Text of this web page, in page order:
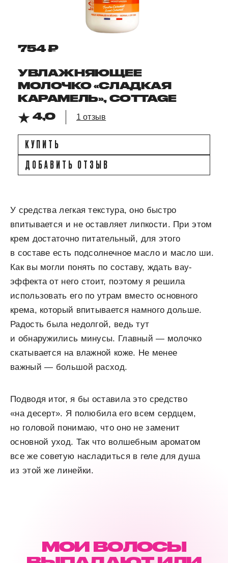
754 ₽
УВЛАЖНЯЮЩЕЕ
МОЛОЧКО «СЛАДКАЯ
КАРАМЕЛЬ», COTTAGE
4,0
1 отзыв
КУПИТЬ
ДОБАВИТЬ ОТЗЫВ
У средства легкая текстура, оно быстро
впитывается и не оставляет липкости. При этом
крем достаточно питательный, для этого
в составе есть подсолнечное масло и масло ши.
Как вы могли понять по составу, ждать вау-
эффекта от него стоит, поэтому я решила
использовать его по утрам вместо основного
крема, который впитывается намного дольше.
Радость была недолгой, ведь тут
и обнаружились минусы. Главный — молочко
скатывается на влажной коже. Не менее
важный — большой расход.
Подводя итог, я бы оставила это средство
«на десерт». Я полюбила его всем сердцем,
но головой понимаю, что оно не заменит
основной уход. Так что волшебным ароматом
все же советую насладиться в геле для душа
из этой же линейки.
МОИ ВОЛОСЫ